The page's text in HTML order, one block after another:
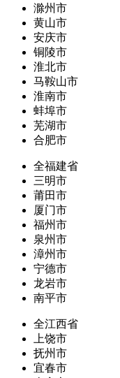
滁州市
黄山市
安庆市
铜陵市
淮北市
马鞍山市
淮南市
蚌埠市
芜湖市
合肥市
全福建省
三明市
莆田市
厦门市
福州市
泉州市
漳州市
宁德市
龙岩市
南平市
全江西省
上饶市
抚州市
宜春市